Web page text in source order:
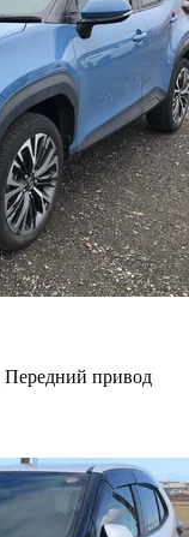
Передний привод